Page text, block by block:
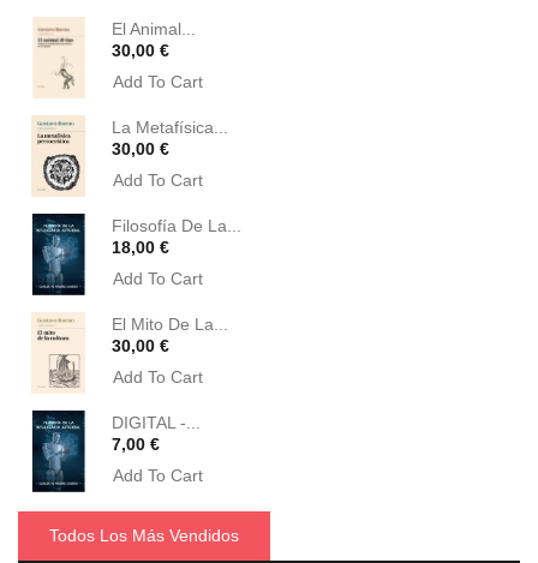
El Animal...
Precio
30,00 €
Add To Cart
La Metafísica...
Precio
30,00 €
Add To Cart
Filosofía De La...
Precio
18,00 €
Add To Cart
El Mito De La...
Precio
30,00 €
Add To Cart
DIGITAL -...
Precio
7,00 €
Add To Cart
Todos Los Más Vendidos